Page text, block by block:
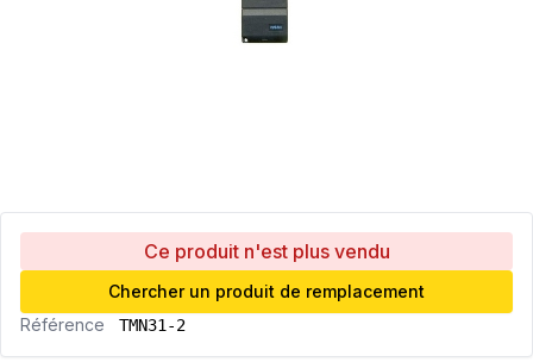
Ce produit n'est plus vendu
Chercher un produit de remplacement
Référence
TMN31-2